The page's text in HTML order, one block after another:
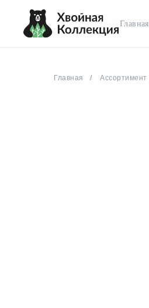
Главная
Главная Ассортимент